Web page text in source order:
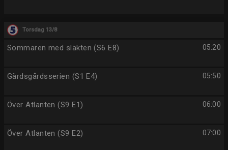
Torsdag 13/8
05:20
Sommaren med släkten (S6 E8)
05:50
Gärdsgårdsserien (S1 E4)
06:00
Över Atlanten (S9 E1)
07:00
Över Atlanten (S9 E2)